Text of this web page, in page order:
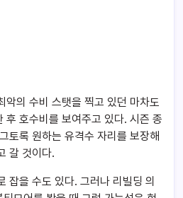
악의 수비 스탯을 찍고 있던 마차도
후 호수비를 보여주고 있다. 시즌 종
토록 원하는 유격수 자리를 보장해
갈 것이다.
잡을 수도 있다. 그러나 리빌딩 의